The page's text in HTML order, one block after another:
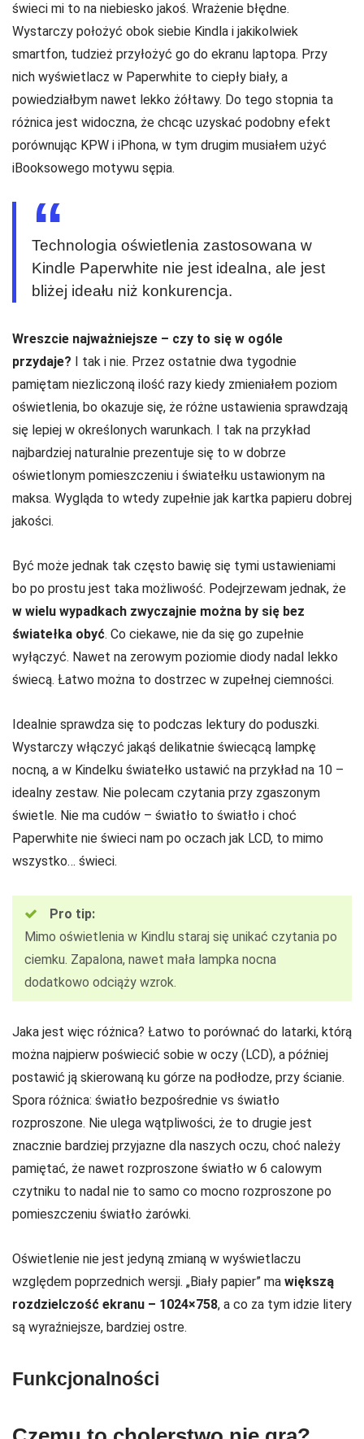
świeci mi to na niebiesko jakoś. Wrażenie błędne.
Wystarczy położyć obok siebie Kindla i jakikolwiek
smartfon, tudzież przyłożyć go do ekranu laptopa. Przy
nich wyświetlacz w Paperwhite to ciepły biały, a
powiedziałbym nawet lekko żółtawy. Do tego stopnia ta
różnica jest widoczna, że chcąc uzyskać podobny efekt
porównując KPW i iPhona, w tym drugim musiałem użyć
iBooksowego motywu sępia.
Technologia oświetlenia zastosowana w
Kindle Paperwhite nie jest idealna, ale jest
bliżej ideału niż konkurencja.
Wreszcie najważniejsze – czy to się w ogóle
przydaje? I tak i nie. Przez ostatnie dwa tygodnie
pamiętam niezliczoną ilość razy kiedy zmieniałem poziom
oświetlenia, bo okazuje się, że różne ustawienia sprawdzają
się lepiej w określonych warunkach. I tak na przykład
najbardziej naturalnie prezentuje się to w dobrze
oświetlonym pomieszczeniu i światełku ustawionym na
maksa. Wygląda to wtedy zupełnie jak kartka papieru dobrej
jakości.
Być może jednak tak często bawię się tymi ustawieniami
bo po prostu jest taka możliwość. Podejrzewam jednak, że
w wielu wypadkach zwyczajnie można by się bez
światełka obyć. Co ciekawe, nie da się go zupełnie
wyłączyć. Nawet na zerowym poziomie diody nadal lekko
świecą. Łatwo można to dostrzec w zupełnej ciemności.
Idealnie sprawdza się to podczas lektury do poduszki.
Wystarczy włączyć jakąś delikatnie świecącą lampkę
nocną, a w Kindelku światełko ustawić na przykład na 10 –
idealny zestaw. Nie polecam czytania przy zgaszonym
świetle. Nie ma cudów – światło to światło i choć
Paperwhite nie świeci nam po oczach jak LCD, to mimo
wszystko… świeci.
Pro tip:
Mimo oświetlenia w Kindlu staraj się unikać czytania po
ciemku. Zapalona, nawet mała lampka nocna
dodatkowo odciąży wzrok.
Jaka jest więc różnica? Łatwo to porównać do latarki, którą
można najpierw poświecić sobie w oczy (LCD), a później
postawić ją skierowaną ku górze na podłodze, przy ścianie.
Spora różnica: światło bezpośrednie vs światło
rozproszone. Nie ulega wątpliwości, że to drugie jest
znacznie bardziej przyjazne dla naszych oczu, choć należy
pamiętać, że nawet rozproszone światło w 6 calowym
czytniku to nadal nie to samo co mocno rozproszone po
pomieszczeniu światło żarówki.
Oświetlenie nie jest jedyną zmianą w wyświetlaczu
względem poprzednich wersji. „Biały papier” ma większą
rozdzielczość ekranu – 1024×758, a co za tym idzie litery
są wyraźniejsze, bardziej ostre.
Funkcjonalności